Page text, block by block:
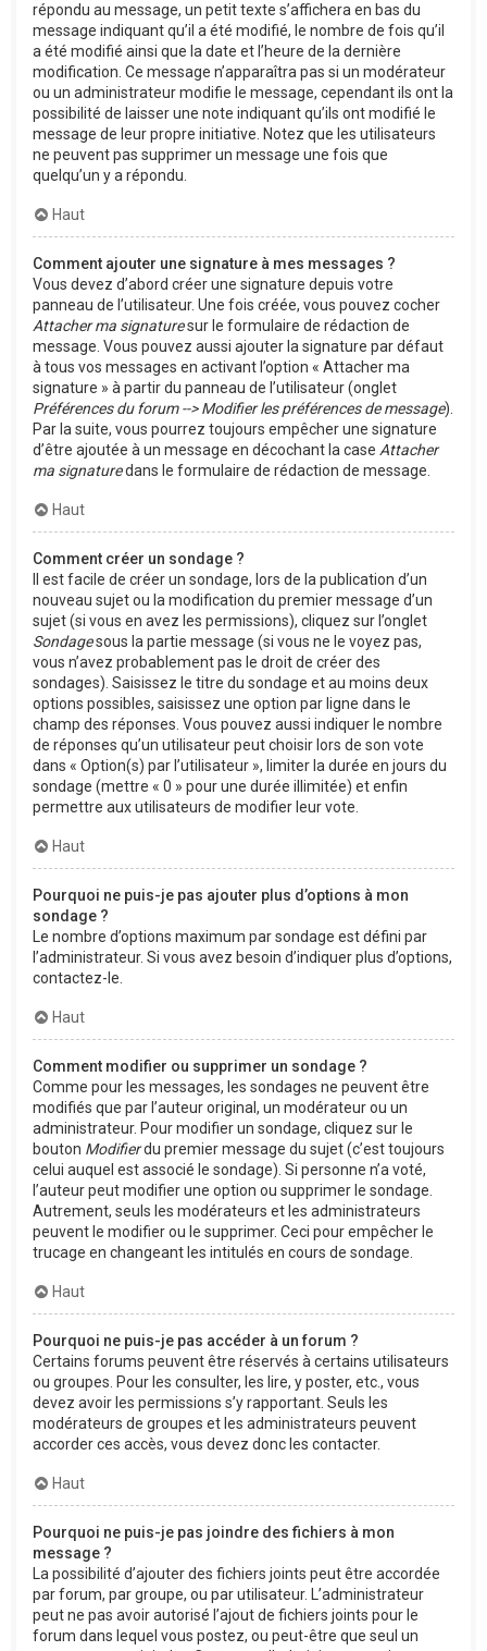
répondu au message, un petit texte s’affichera en bas du
message indiquant qu’il a été modifié, le nombre de fois qu’il
a été modifié ainsi que la date et l’heure de la dernière
modification. Ce message n’apparaîtra pas si un modérateur
ou un administrateur modifie le message, cependant ils ont la
possibilité de laisser une note indiquant qu’ils ont modifié le
message de leur propre initiative. Notez que les utilisateurs
ne peuvent pas supprimer un message une fois que
quelqu’un y a répondu.
Haut
Comment ajouter une signature à mes messages ?
Vous devez d’abord créer une signature depuis votre
panneau de l’utilisateur. Une fois créée, vous pouvez cocher
Attacher ma signaturesur le formulaire de rédaction de
message. Vous pouvez aussi ajouter la signature par défaut
à tous vos messages en activant l’option « Attacher ma
signature » à partir du panneau de l’utilisateur (onglet
Préférences du forum --> Modifier les préférences de message).
Par la suite, vous pourrez toujours empêcher une signature
d’être ajoutée à un message en décochant la case Attacher
ma signaturedans le formulaire de rédaction de message.
Haut
Comment créer un sondage ?
Il est facile de créer un sondage, lors de la publication d’un
nouveau sujet ou la modification du premier message d’un
sujet (si vous en avez les permissions), cliquez sur l’onglet
Sondagesous la partie message (si vous ne le voyez pas,
vous n’avez probablement pas le droit de créer des
sondages). Saisissez le titre du sondage et au moins deux
options possibles, saisissez une option par ligne dans le
champ des réponses. Vous pouvez aussi indiquer le nombre
de réponses qu’un utilisateur peut choisir lors de son vote
dans « Option(s) par l’utilisateur », limiter la durée en jours du
sondage (mettre « 0 » pour une durée illimitée) et enfin
permettre aux utilisateurs de modifier leur vote.
Haut
Pourquoi ne puis-je pas ajouter plus d’options à mon
sondage ?
Le nombre d’options maximum par sondage est défini par
l’administrateur. Si vous avez besoin d’indiquer plus d’options,
contactez-le.
Haut
Comment modifier ou supprimer un sondage ?
Comme pour les messages, les sondages ne peuvent être
modifiés que par l’auteur original, un modérateur ou un
administrateur. Pour modifier un sondage, cliquez sur le
bouton Modifierdu premier message du sujet (c’est toujours
celui auquel est associé le sondage). Si personne n’a voté,
l’auteur peut modifier une option ou supprimer le sondage.
Autrement, seuls les modérateurs et les administrateurs
peuvent le modifier ou le supprimer. Ceci pour empêcher le
trucage en changeant les intitulés en cours de sondage.
Haut
Pourquoi ne puis-je pas accéder à un forum ?
Certains forums peuvent être réservés à certains utilisateurs
ou groupes. Pour les consulter, les lire, y poster, etc., vous
devez avoir les permissions s’y rapportant. Seuls les
modérateurs de groupes et les administrateurs peuvent
accorder ces accès, vous devez donc les contacter.
Haut
Pourquoi ne puis-je pas joindre des fichiers à mon
message ?
La possibilité d’ajouter des fichiers joints peut être accordée
par forum, par groupe, ou par utilisateur. L’administrateur
peut ne pas avoir autorisé l’ajout de fichiers joints pour le
forum dans lequel vous postez, ou peut-être que seul un